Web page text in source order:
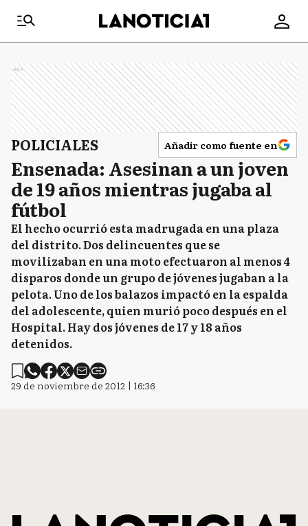
Ads
POLICIALES Añadir como fuente en
Ensenada: Asesinan a un joven
de 19 años mientras jugaba al
fútbol
El hecho ocurrió esta madrugada en una plaza
del distrito. Dos delincuentes que se
movilizaban en una moto efectuaron al menos 4
disparos donde un grupo de jóvenes jugaban a la
pelota. Uno de los balazos impactó en la espalda
del adolescente, quien murió poco después en el
Hospital. Hay dos jóvenes de 17 y 18 años
detenidos.
29 de noviembre de 2012 | 16:36